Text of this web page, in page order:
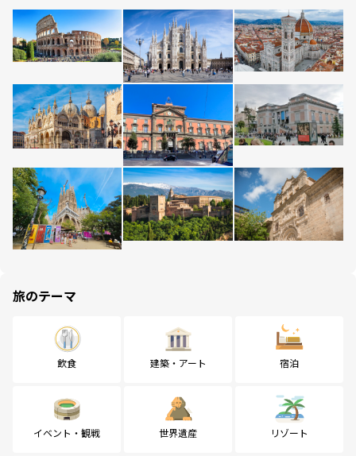
旅のテーマ
飲食 建築・アート 宿泊
イベント・観戦 世界遺産 リゾート